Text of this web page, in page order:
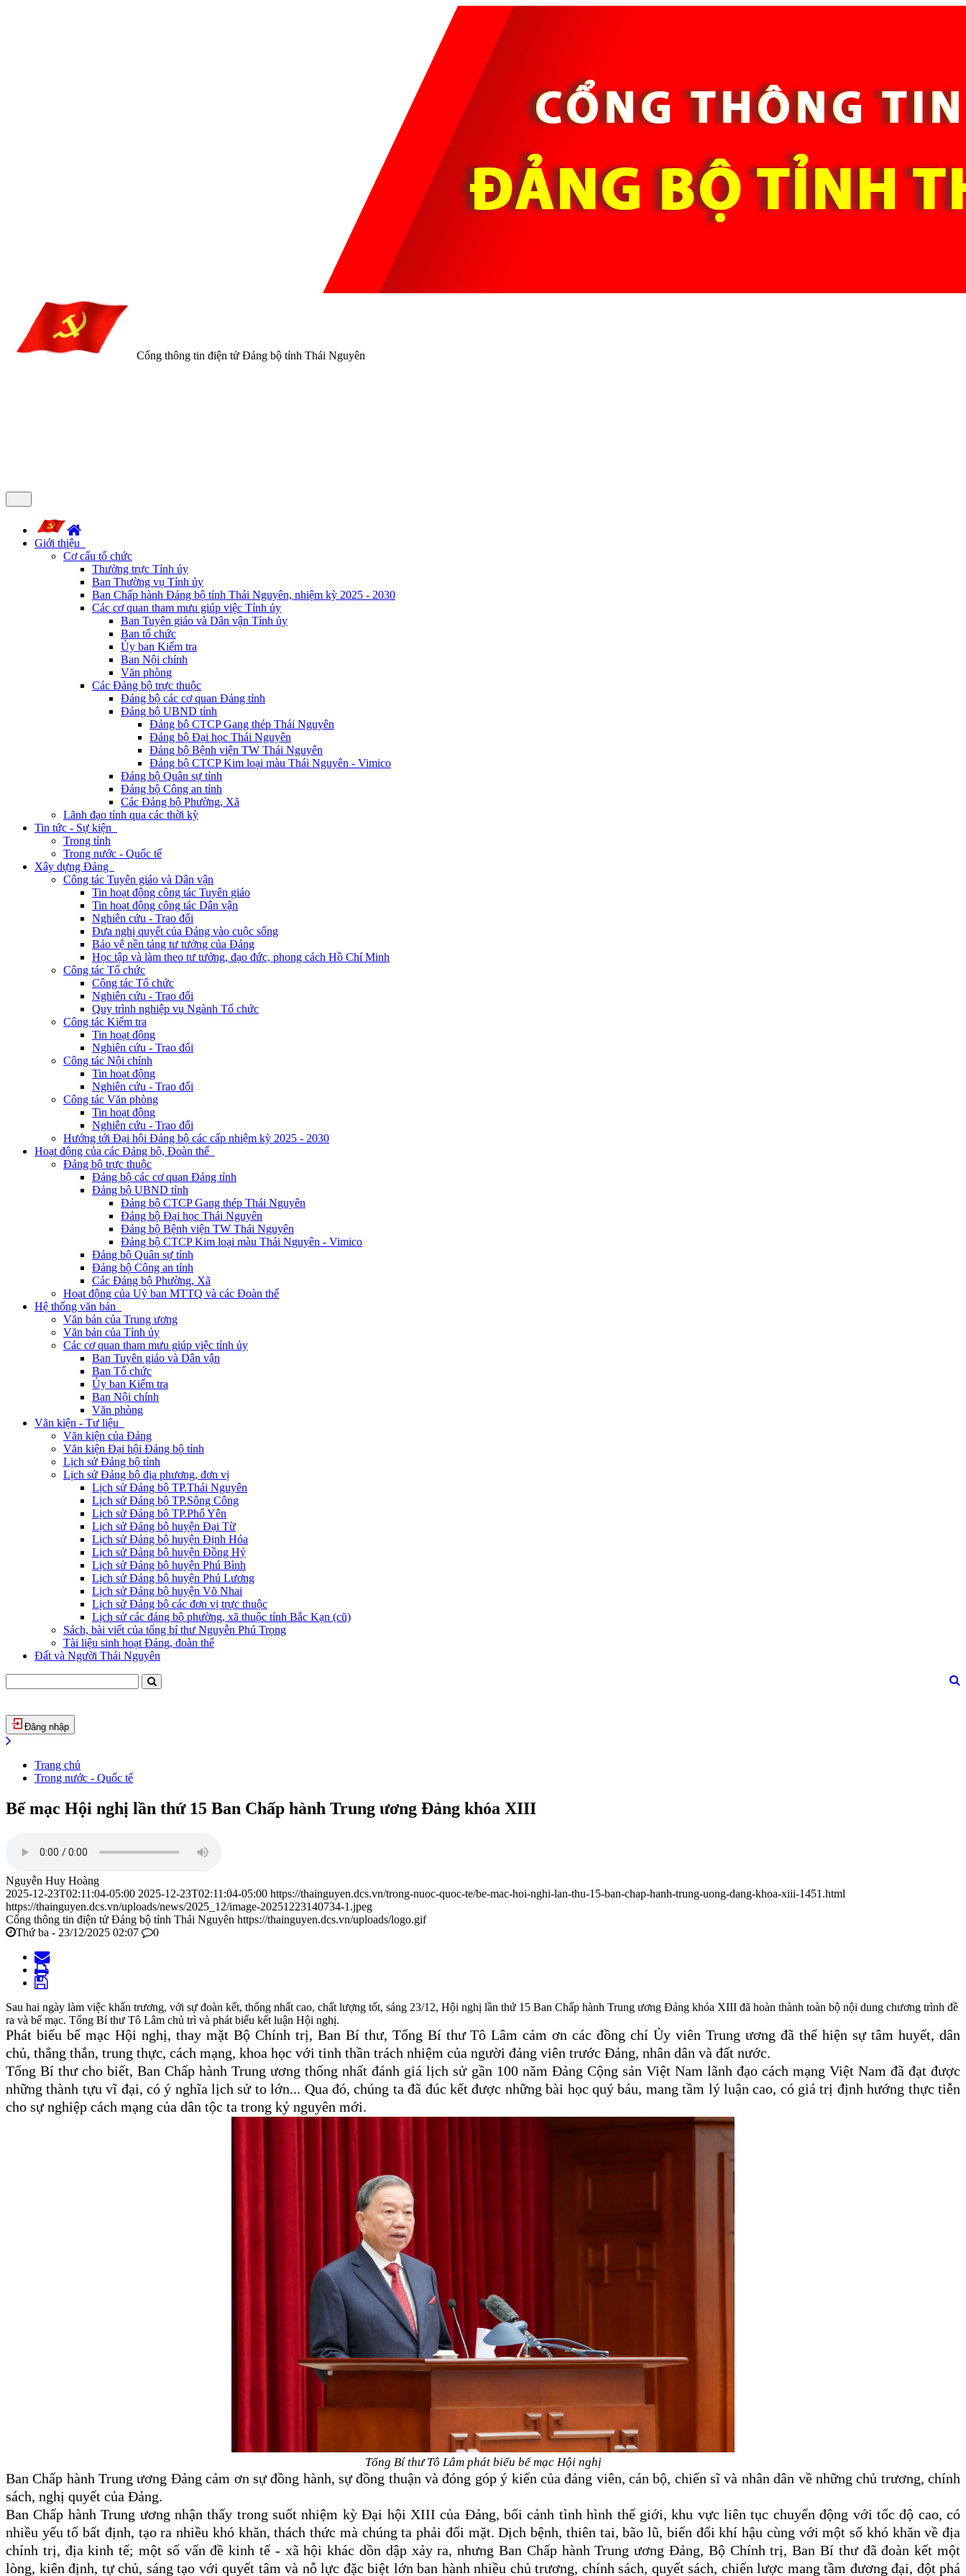
Cổng thông tin điện tử Đảng bộ tỉnh Thái Nguyên
Giới thiệu
Cơ cấu tổ chức
Thường trực Tỉnh ủy
Ban Thường vụ Tỉnh ủy
Ban Chấp hành Đảng bộ tỉnh Thái Nguyên, nhiệm kỳ 2025 - 2030
Các cơ quan tham mưu giúp việc Tỉnh ủy
Ban Tuyên giáo và Dân vận Tỉnh ủy
Ban tổ chức
Ủy ban Kiểm tra
Ban Nội chính
Văn phòng
Các Đảng bộ trực thuộc
Đảng bộ các cơ quan Đảng tỉnh
Đảng bộ UBND tỉnh
Đảng bộ CTCP Gang thép Thái Nguyên
Đảng bộ Đại học Thái Nguyên
Đảng bộ Bệnh viện TW Thái Nguyên
Đảng bộ CTCP Kim loại màu Thái Nguyên - Vimico
Đảng bộ Quân sự tỉnh
Đảng bộ Công an tỉnh
Các Đảng bộ Phường, Xã
Lãnh đạo tỉnh qua các thời kỳ
Tin tức - Sự kiện
Trong tỉnh
Trong nước - Quốc tế
Xây dựng Đảng
Công tác Tuyên giáo và Dân vận
Tin hoạt động công tác Tuyên giáo
Tin hoạt động công tác Dân vận
Nghiên cứu - Trao đổi
Đưa nghị quyết của Đảng vào cuộc sống
Bảo vệ nền tảng tư tưởng của Đảng
Học tập và làm theo tư tưởng, đạo đức, phong cách Hồ Chí Minh
Công tác Tổ chức
Công tác Tổ chức
Nghiên cứu - Trao đổi
Quy trình nghiệp vụ Ngành Tổ chức
Công tác Kiểm tra
Tin hoạt động
Nghiên cứu - Trao đổi
Công tác Nội chính
Tin hoạt động
Nghiên cứu - Trao đổi
Công tác Văn phòng
Tin hoạt động
Nghiên cứu - Trao đổi
Hướng tới Đại hội Đảng bộ các cấp nhiệm kỳ 2025 - 2030
Hoạt động của các Đảng bộ, Đoàn thể
Đảng bộ trực thuộc
Đảng bộ các cơ quan Đảng tỉnh
Đảng bộ UBND tỉnh
Đảng bộ CTCP Gang thép Thái Nguyên
Đảng bộ Đại học Thái Nguyên
Đảng bộ Bệnh viện TW Thái Nguyên
Đảng bộ CTCP Kim loại màu Thái Nguyên - Vimico
Đảng bộ Quân sự tỉnh
Đảng bộ Công an tỉnh
Các Đảng bộ Phường, Xã
Hoạt động của Uỷ ban MTTQ và các Đoàn thể
Hệ thống văn bản
Văn bản của Trung ương
Văn bản của Tỉnh ủy
Các cơ quan tham mưu giúp việc tỉnh ủy
Ban Tuyên giáo và Dân vận
Ban Tổ chức
Ủy ban Kiểm tra
Ban Nội chính
Văn phòng
Văn kiện - Tư liệu
Văn kiện của Đảng
Văn kiện Đại hội Đảng bộ tỉnh
Lịch sử Đảng bộ tỉnh
Lịch sử Đảng bộ địa phương, đơn vị
Lịch sử Đảng bộ TP.Thái Nguyên
Lịch sử Đảng bộ TP.Sông Công
Lịch sử Đảng bộ TP.Phổ Yên
Lịch sử Đảng bộ huyện Đại Từ
Lịch sử Đảng bộ huyện Định Hóa
Lịch sử Đảng bộ huyện Đồng Hỷ
Lịch sử Đảng bộ huyện Phú Bình
Lịch sử Đảng bộ huyện Phú Lương
Lịch sử Đảng bộ huyện Võ Nhai
Lịch sử Đảng bộ các đơn vị trực thuộc
Lịch sử các đảng bộ phường, xã thuộc tỉnh Bắc Kạn (cũ)
Sách, bài viết của tổng bí thư Nguyễn Phú Trọng
Tài liệu sinh hoạt Đảng, đoàn thể
Đất và Người Thái Nguyên
Đăng nhập
Trang chủ
Trong nước - Quốc tế
Bế mạc Hội nghị lần thứ 15 Ban Chấp hành Trung ương Đảng khóa XIII
Nguyễn Huy Hoàng
2025-12-23T02:11:04-05:00 2025-12-23T02:11:04-05:00 https://thainguyen.dcs.vn/trong-nuoc-quoc-te/be-mac-hoi-nghi-lan-thu-15-ban-chap-hanh-trung-uong-dang-khoa-xiii-1451.html
https://thainguyen.dcs.vn/uploads/news/2025_12/image-20251223140734-1.jpeg
Cổng thông tin điện tử Đảng bộ tỉnh Thái Nguyên https://thainguyen.dcs.vn/uploads/logo.gif
Thứ ba - 23/12/2025 02:07
0
Sau hai ngày làm việc khẩn trương, với sự đoàn kết, thống nhất cao, chất lượng tốt, sáng 23/12, Hội nghị lần thứ 15 Ban Chấp hành Trung ương Đảng khóa XIII đã hoàn thành toàn bộ nội dung chương trình đề
ra và bế mạc. Tổng Bí thư Tô Lâm chủ trì và phát biểu kết luận Hội nghị.
Phát biểu bế mạc Hội nghị, thay mặt Bộ Chính trị, Ban Bí thư, Tổng Bí thư Tô Lâm cảm ơn các đồng chí Ủy viên Trung ương đã thể hiện sự tâm huyết, dân
chủ, thẳng thắn, trung thực, cách mạng, khoa học với tinh thần trách nhiệm của người đảng viên trước Đảng, nhân dân và đất nước.
Tổng Bí thư cho biết, Ban Chấp hành Trung ương thống nhất đánh giá lịch sử gần 100 năm Đảng Cộng sản Việt Nam lãnh đạo cách mạng Việt Nam đã đạt được
những thành tựu vĩ đại, có ý nghĩa lịch sử to lớn... Qua đó, chúng ta đã đúc kết được những bài học quý báu, mang tầm lý luận cao, có giá trị định hướng thực tiễn
cho sự nghiệp cách mạng của dân tộc ta trong kỷ nguyên mới.
Tổng Bí thư Tô Lâm phát biểu bế mạc Hội nghị
Ban Chấp hành Trung ương Đảng cảm ơn sự đồng hành, sự đồng thuận và đóng góp ý kiến của đảng viên, cán bộ, chiến sĩ và nhân dân về những chủ trương, chính
sách, nghị quyết của Đảng.
Ban Chấp hành Trung ương nhận thấy trong suốt nhiệm kỳ Đại hội XIII của Đảng, bối cảnh tình hình thế giới, khu vực liên tục chuyển động với tốc độ cao, có
nhiều yếu tố bất định, tạo ra nhiều khó khăn, thách thức mà chúng ta phải đối mặt. Dịch bệnh, thiên tai, bão lũ, biến đổi khí hậu cùng với một số khó khăn về địa
chính trị, địa kinh tế; một số vấn đề kinh tế - xã hội khác dồn dập xảy ra, nhưng Ban Chấp hành Trung ương Đảng, Bộ Chính trị, Ban Bí thư đã đoàn kết một
lòng, kiên định, tự chủ, sáng tạo với quyết tâm và nỗ lực đặc biệt lớn ban hành nhiều chủ trương, chính sách, quyết sách, chiến lược mang tầm đương đại, đột phá